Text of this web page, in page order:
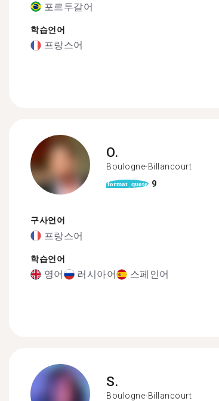
포르투갈어
학습언어
프랑스어
O.
Boulogne-Billancourt
format_quote 9
구사언어
프랑스어
학습언어
영어 러시아어 스페인어
S.
Boulogne-Billancourt